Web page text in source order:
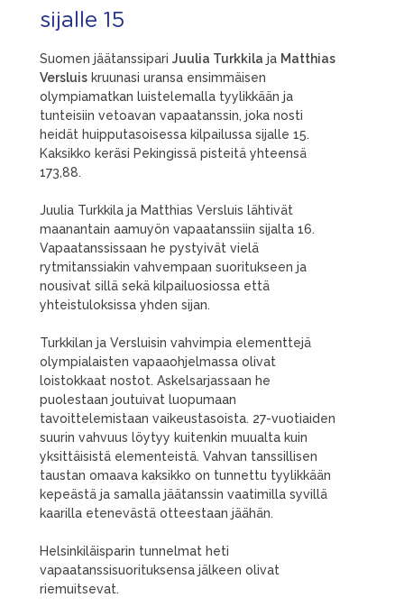
sijalle 15
Suomen jäätanssipari Juulia Turkkila ja Matthias
Versluis kruunasi uransa ensimmäisen
olympiamatkan luistelemalla tyylikkään ja
tunteisiin vetoavan vapaatanssin, joka nosti
heidät huipputasoisessa kilpailussa sijalle 15.
Kaksikko keräsi Pekingissä pisteitä yhteensä
173,88.
Juulia Turkkila ja Matthias Versluis lähtivät
maanantain aamuyön vapaatanssiin sijalta 16.
Vapaatanssissaan he pystyivät vielä
rytmitanssiakin vahvempaan suoritukseen ja
nousivat sillä sekä kilpailuosiossa että
yhteistuloksissa yhden sijan.
Turkkilan ja Versluisin vahvimpia elementtejä
olympialaisten vapaaohjelmassa olivat
loistokkaat nostot. Askelsarjassaan he
puolestaan joutuivat luopumaan
tavoittelemistaan vaikeustasoista. 27-vuotiaiden
suurin vahvuus löytyy kuitenkin muualta kuin
yksittäisistä elementeistä. Vahvan tanssillisen
taustan omaava kaksikko on tunnettu tyylikkään
kepeästä ja samalla jäätanssin vaatimilla syvillä
kaarilla etenevästä otteestaan jäähän.
Helsinkiläisparin tunnelmat heti
vapaatanssisuorituksensa jälkeen olivat
riemuitsevat.